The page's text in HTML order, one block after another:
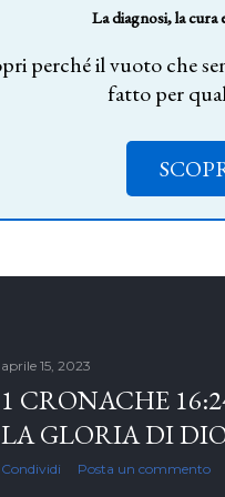
La diagnosi, la cura
perché il vuoto che
fatto per
aprile 15, 2023
1 CRONACHE
LA GLORIA DI
Condividi Posta un commento